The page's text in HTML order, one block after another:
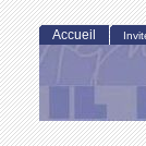
Accueil